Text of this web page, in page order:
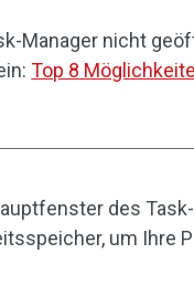
Manager nicht
Top 8
des
um Ihre